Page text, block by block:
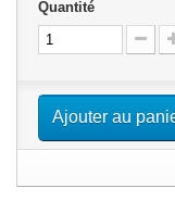
Quantité
Ajouter au